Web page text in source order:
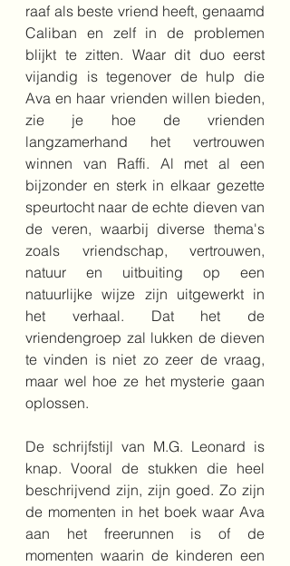
raaf als beste vriend heeft, genaamd
Caliban en zelf in de problemen
blijkt te zitten. Waar dit duo eerst
vijandig is tegenover de hulp die
Ava en haar vrienden willen bieden,
zie je hoe de vrienden
langzamerhand het vertrouwen
winnen van Raffi. Al met al een
bijzonder en sterk in elkaar gezette
speurtocht naar de echte dieven van
de veren, waarbij diverse thema's
zoals vriendschap, vertrouwen,
natuur en uitbuiting op een
natuurlijke wijze zijn uitgewerkt in
het verhaal. Dat het de
vriendengroep zal lukken de dieven
te vinden is niet zo zeer de vraag,
maar wel hoe ze het mysterie gaan
oplossen.
De schrijfstijl van M.G. Leonard is
knap. Vooral de stukken die heel
beschrijvend zijn, zijn goed. Zo zijn
de momenten in het boek waar Ava
aan het freerunnen is of de
momenten waarin de kinderen een